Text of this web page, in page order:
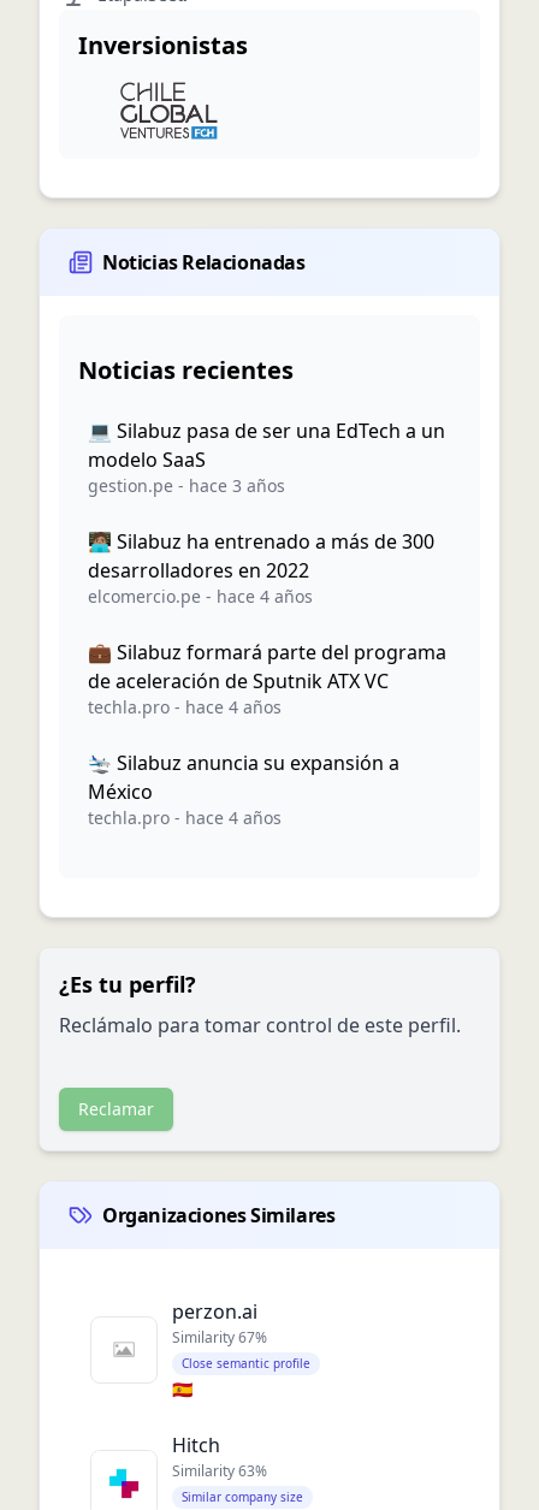
Inversionistas
Noticias Relacionadas
Noticias recientes
💻 Silabuz pasa de ser una EdTech a un
modelo SaaS
gestion.pe - hace 3 años
🧑🏽‍💻 Silabuz ha entrenado a más de 300
desarrolladores en 2022
elcomercio.pe - hace 4 años
💼 Silabuz formará parte del programa
de aceleración de Sputnik ATX VC
techla.pro - hace 4 años
🛬 Silabuz anuncia su expansión a
México
techla.pro - hace 4 años
¿Es tu perfil?
Reclámalo para tomar control de este perfil.
Reclamar
Organizaciones Similares
perzon.ai
Similarity67%
Close semantic profile
🇪🇸
Hitch
Similarity63%
Similar company size